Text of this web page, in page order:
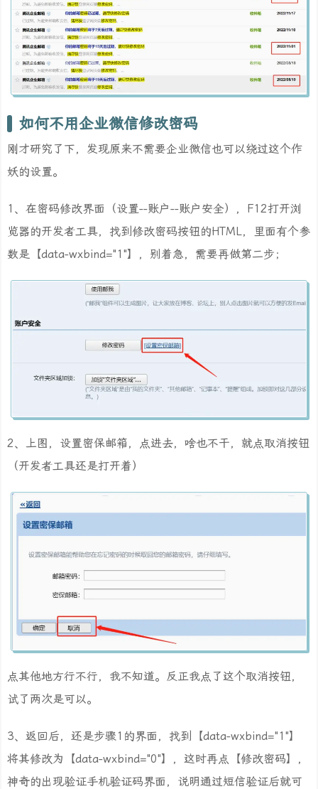
如何不用企业微信修改密码
刚才研究了下，发现原来不需要企业微信也可以绕过这个作
妖的设置。
1、在密码修改界面（设置--账户--账户安全），F12打开浏
览器的开发者工具，找到修改密码按钮的HTML，里面有个参
数是【data-wxbind="1"】，别着急，需要再做第二步；
2、上图，设置密保邮箱，点进去，啥也不干，就点取消按钮
（开发者工具还是打开着）
点其他地方行不行，我不知道。反正我点了这个取消按钮，
试了两次是可以。
3、返回后，还是步骤1的界面，找到【data-wxbind="1"】
将其修改为【data-wxbind="0"】，这时再点【修改密码】，
神奇的出现验证手机验证码界面，说明通过短信验证后就可